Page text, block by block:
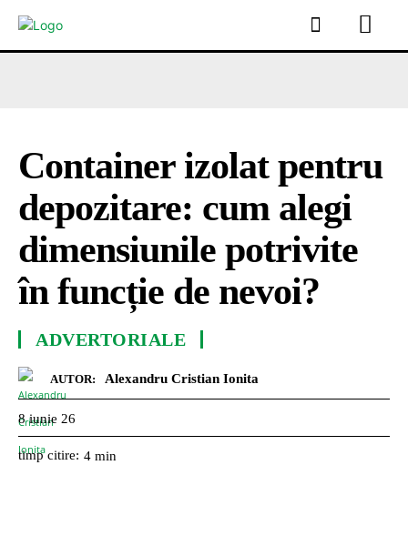
Container izolat pentru
depozitare: cum alegi
dimensiunile potrivite
în funcție de nevoi?
ADVERTORIALE
AUTOR: Alexandru Cristian Ionita
8 iunie 26
timp citire: 4 min